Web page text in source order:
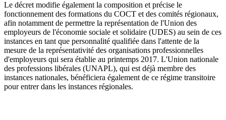
Le décret modifie également la composition et précise le
fonctionnement des formations du COCT et des comités régionaux,
afin notamment de permettre la représentation de l'Union des
employeurs de l'économie sociale et solidaire (UDES) au sein de ces
instances en tant que personnalité qualifiée dans l'attente de la
mesure de la représentativité des organisations professionnelles
d'employeurs qui sera établie au printemps 2017. L'Union nationale
des professions libérales (UNAPL), qui est déjà membre des
instances nationales, bénéficiera également de ce régime transitoire
pour entrer dans les instances régionales.